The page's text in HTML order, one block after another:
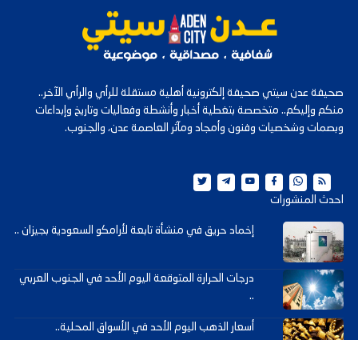
صحيفة عدن سيتي صحيفة إلكترونية أهلية مستقلة للرأي والرأي الآخر..
منكم وإليكم.. متخصصة بتغطية أخبار وأنشطة وفعاليات وتاريخ وإبداعات
وبصمات وشخصيات وفنون وأمجاد ومآثر العاصمة عدن، والجنوب.
احدث المنشورات
إخماد حريق في منشأة تابعة لأرامكو السعودية بجيزان ..
درجات الحرارة المتوقعة اليوم الأحد في الجنوب العربي
..
أسعار الذهب اليوم الأحد في الأسواق المحلية..